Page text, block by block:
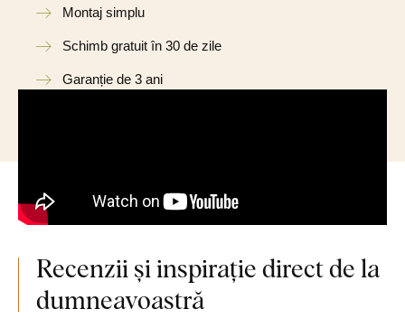
Montaj simplu
Schimb gratuit în 30 de zile
Garanție de 3 ani
Recenzii și inspirație direct de la
dumneavoastră